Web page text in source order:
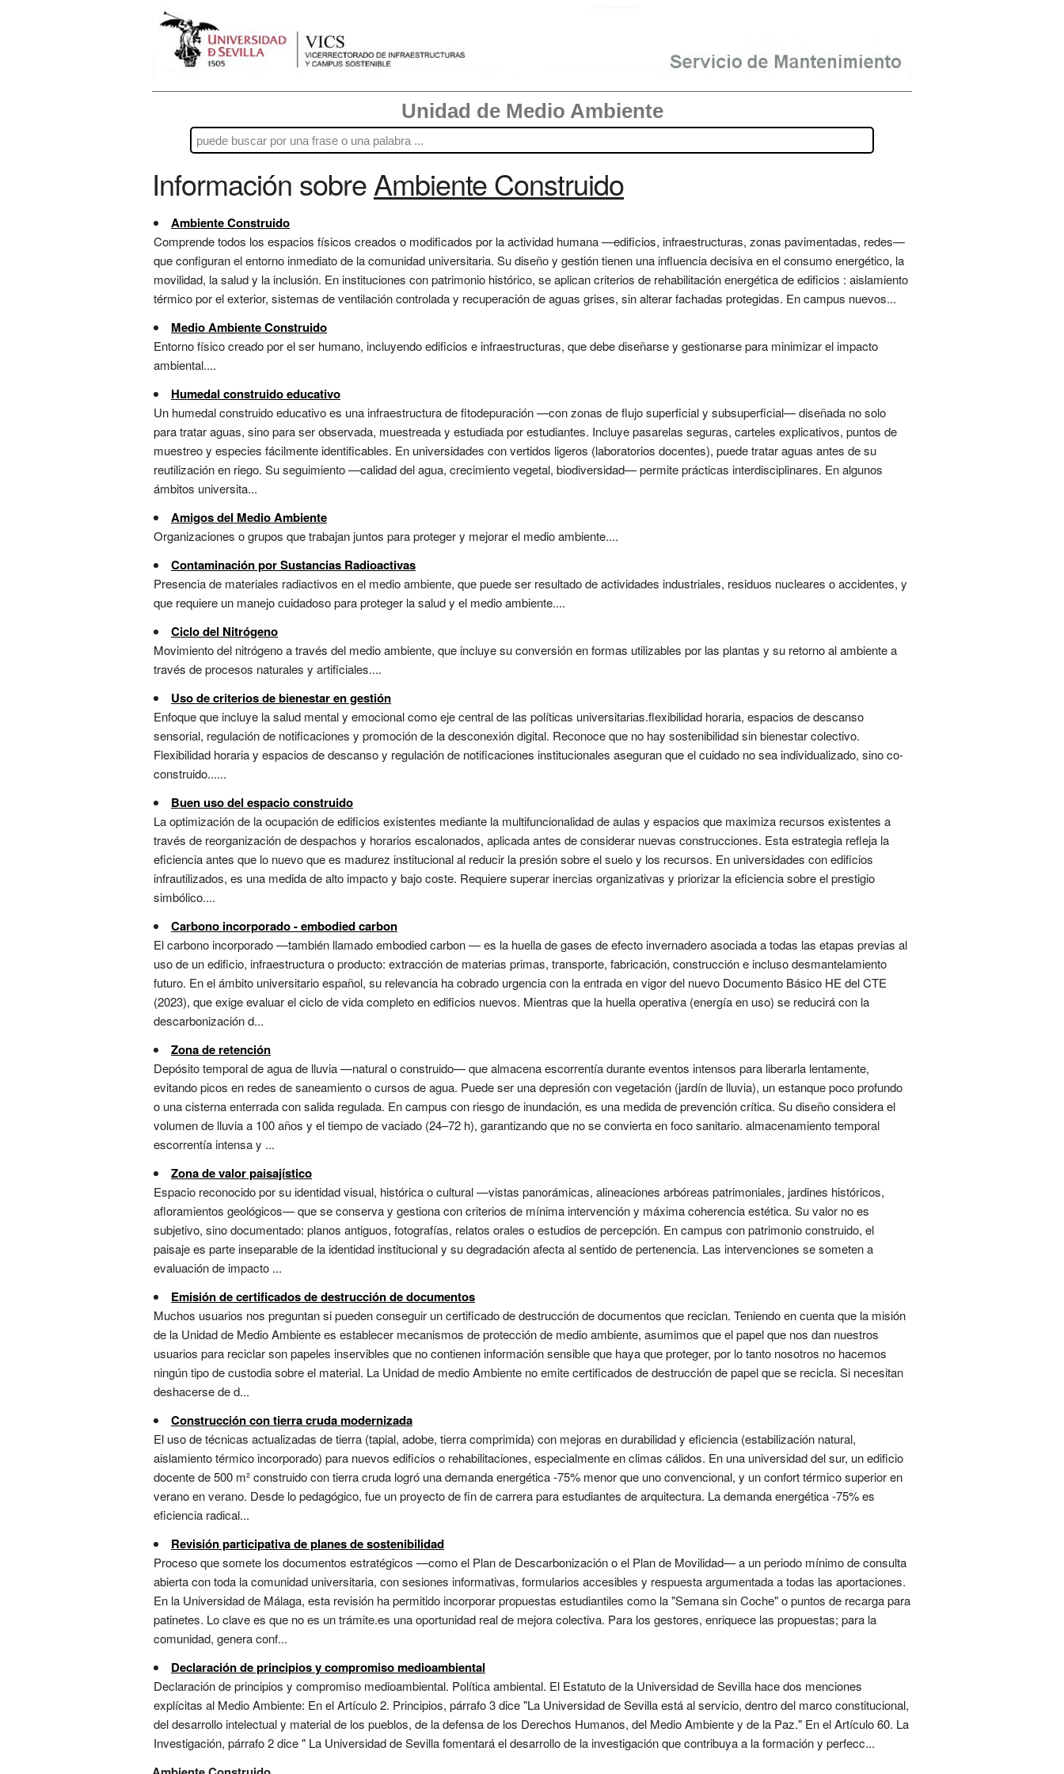
Unidad de Medio Ambiente
Información sobreAmbiente Construido
Ambiente Construido
Comprende todos los espacios físicos creados o modificados por la actividad humana —edificios, infraestructuras, zonas pavimentadas, redes—
que configuran el entorno inmediato de la comunidad universitaria. Su diseño y gestión tienen una influencia decisiva en el consumo energético, la
movilidad, la salud y la inclusión. En instituciones con patrimonio histórico, se aplican criterios de rehabilitación energética de edificios : aislamiento
térmico por el exterior, sistemas de ventilación controlada y recuperación de aguas grises, sin alterar fachadas protegidas. En campus nuevos...
Medio Ambiente Construido
Entorno físico creado por el ser humano, incluyendo edificios e infraestructuras, que debe diseñarse y gestionarse para minimizar el impacto
ambiental....
Humedal construido educativo
Un humedal construido educativo es una infraestructura de fitodepuración —con zonas de flujo superficial y subsuperficial— diseñada no solo
para tratar aguas, sino para ser observada, muestreada y estudiada por estudiantes. Incluye pasarelas seguras, carteles explicativos, puntos de
muestreo y especies fácilmente identificables. En universidades con vertidos ligeros (laboratorios docentes), puede tratar aguas antes de su
reutilización en riego. Su seguimiento —calidad del agua, crecimiento vegetal, biodiversidad— permite prácticas interdisciplinares. En algunos
ámbitos universita...
Amigos del Medio Ambiente
Organizaciones o grupos que trabajan juntos para proteger y mejorar el medio ambiente....
Contaminación por Sustancias Radioactivas
Presencia de materiales radiactivos en el medio ambiente, que puede ser resultado de actividades industriales, residuos nucleares o accidentes, y
que requiere un manejo cuidadoso para proteger la salud y el medio ambiente....
Ciclo del Nitrógeno
Movimiento del nitrógeno a través del medio ambiente, que incluye su conversión en formas utilizables por las plantas y su retorno al ambiente a
través de procesos naturales y artificiales....
Uso de criterios de bienestar en gestión
Enfoque que incluye la salud mental y emocional como eje central de las políticas universitarias.flexibilidad horaria, espacios de descanso
sensorial, regulación de notificaciones y promoción de la desconexión digital. Reconoce que no hay sostenibilidad sin bienestar colectivo.
Flexibilidad horaria y espacios de descanso y regulación de notificaciones institucionales aseguran que el cuidado no sea individualizado, sino co-
construido......
Buen uso del espacio construido
La optimización de la ocupación de edificios existentes mediante la multifuncionalidad de aulas y espacios que maximiza recursos existentes a
través de reorganización de despachos y horarios escalonados, aplicada antes de considerar nuevas construcciones. Esta estrategia refleja la
eficiencia antes que lo nuevo que es madurez institucional al reducir la presión sobre el suelo y los recursos. En universidades con edificios
infrautilizados, es una medida de alto impacto y bajo coste. Requiere superar inercias organizativas y priorizar la eficiencia sobre el prestigio
simbólico....
Carbono incorporado - embodied carbon
El carbono incorporado —también llamado embodied carbon — es la huella de gases de efecto invernadero asociada a todas las etapas previas al
uso de un edificio, infraestructura o producto: extracción de materias primas, transporte, fabricación, construcción e incluso desmantelamiento
futuro. En el ámbito universitario español, su relevancia ha cobrado urgencia con la entrada en vigor del nuevo Documento Básico HE del CTE
(2023), que exige evaluar el ciclo de vida completo en edificios nuevos. Mientras que la huella operativa (energía en uso) se reducirá con la
descarbonización d...
Zona de retención
Depósito temporal de agua de lluvia —natural o construido— que almacena escorrentía durante eventos intensos para liberarla lentamente,
evitando picos en redes de saneamiento o cursos de agua. Puede ser una depresión con vegetación (jardín de lluvia), un estanque poco profundo
o una cisterna enterrada con salida regulada. En campus con riesgo de inundación, es una medida de prevención crítica. Su diseño considera el
volumen de lluvia a 100 años y el tiempo de vaciado (24–72 h), garantizando que no se convierta en foco sanitario. almacenamiento temporal
escorrentía intensa y ...
Zona de valor paisajístico
Espacio reconocido por su identidad visual, histórica o cultural —vistas panorámicas, alineaciones arbóreas patrimoniales, jardines históricos,
afloramientos geológicos— que se conserva y gestiona con criterios de mínima intervención y máxima coherencia estética. Su valor no es
subjetivo, sino documentado: planos antiguos, fotografías, relatos orales o estudios de percepción. En campus con patrimonio construido, el
paisaje es parte inseparable de la identidad institucional y su degradación afecta al sentido de pertenencia. Las intervenciones se someten a
evaluación de impacto ...
Emisión de certificados de destrucción de documentos
Muchos usuarios nos preguntan si pueden conseguir un certificado de destrucción de documentos que reciclan. Teniendo en cuenta que la misión
de la Unidad de Medio Ambiente es establecer mecanismos de protección de medio ambiente, asumimos que el papel que nos dan nuestros
usuarios para reciclar son papeles inservibles que no contienen información sensible que haya que proteger, por lo tanto nosotros no hacemos
ningún tipo de custodia sobre el material. La Unidad de medio Ambiente no emite certificados de destrucción de papel que se recicla. Si necesitan
deshacerse de d...
Construcción con tierra cruda modernizada
El uso de técnicas actualizadas de tierra (tapial, adobe, tierra comprimida) con mejoras en durabilidad y eficiencia (estabilización natural,
aislamiento térmico incorporado) para nuevos edificios o rehabilitaciones, especialmente en climas cálidos. En una universidad del sur, un edificio
docente de 500 m² construido con tierra cruda logró una demanda energética -75% menor que uno convencional, y un confort térmico superior en
verano en verano. Desde lo pedagógico, fue un proyecto de fin de carrera para estudiantes de arquitectura. La demanda energética -75% es
eficiencia radical...
Revisión participativa de planes de sostenibilidad
Proceso que somete los documentos estratégicos —como el Plan de Descarbonización o el Plan de Movilidad— a un periodo mínimo de consulta
abierta con toda la comunidad universitaria, con sesiones informativas, formularios accesibles y respuesta argumentada a todas las aportaciones.
En la Universidad de Málaga, esta revisión ha permitido incorporar propuestas estudiantiles como la "Semana sin Coche" o puntos de recarga para
patinetes. Lo clave es que no es un trámite.es una oportunidad real de mejora colectiva. Para los gestores, enriquece las propuestas; para la
comunidad, genera conf...
Declaración de principios y compromiso medioambiental
Declaración de principios y compromiso medioambiental. Política ambiental. El Estatuto de la Universidad de Sevilla hace dos menciones
explícitas al Medio Ambiente: En el Artículo 2. Principios, párrafo 3 dice "La Universidad de Sevilla está al servicio, dentro del marco constitucional,
del desarrollo intelectual y material de los pueblos, de la defensa de los Derechos Humanos, del Medio Ambiente y de la Paz." En el Artículo 60. La
Investigación, párrafo 2 dice " La Universidad de Sevilla fomentará el desarrollo de la investigación que contribuya a la formación y perfecc...